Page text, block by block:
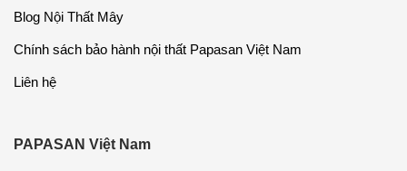
Blog Nội Thất Mây
Chính sách bảo hành nội thất Papasan Việt Nam
Liên hệ
PAPASAN Việt Nam